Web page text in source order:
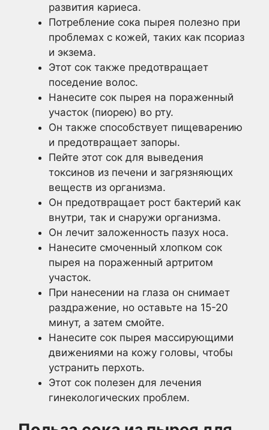
развития кариеса.
Потребление сока пырея полезно при
проблемах с кожей, таких как псориаз
и экзема.
Этот сок также предотвращает
поседение волос.
Нанесите сок пырея на пораженный
участок (пиорею) во рту.
Он также способствует пищеварению
и предотвращает запоры.
Пейте этот сок для выведения
токсинов из печени и загрязняющих
веществ из организма.
Он предотвращает рост бактерий как
внутри, так и снаружи организма.
Он лечит заложенность пазух носа.
Нанесите смоченный хлопком сок
пырея на пораженный артритом
участок.
При нанесении на глаза он снимает
раздражение, но оставьте на 15-20
минут, а затем смойте.
Нанесите сок пырея массирующими
движениями на кожу головы, чтобы
устранить перхоть.
Этот сок полезен для лечения
гинекологических проблем.